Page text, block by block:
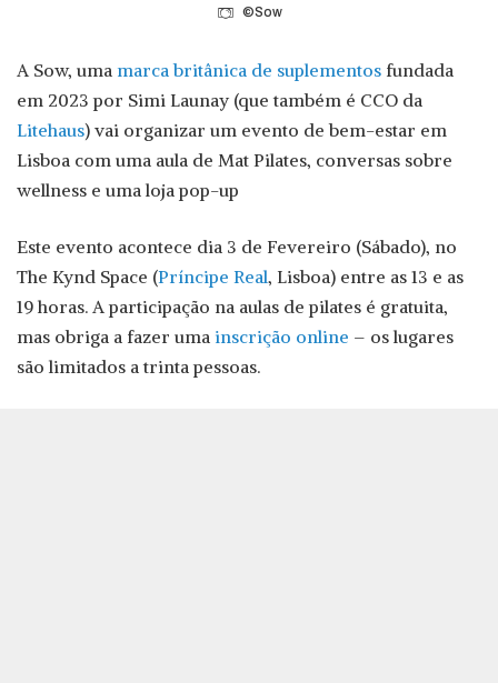
©Sow
A Sow, uma marca britânica de suplementos fundada
em 2023 por Simi Launay (que também é CCO da
Litehaus) vai organizar um evento de bem-estar em
Lisboa com uma aula de Mat Pilates, conversas sobre
wellness e uma loja pop-up
Este evento acontece dia 3 de Fevereiro (Sábado), no
The Kynd Space (Príncipe Real, Lisboa) entre as 13 e as
19 horas. A participação na aulas de pilates é gratuita,
mas obriga a fazer uma inscrição online – os lugares
são limitados a trinta pessoas.